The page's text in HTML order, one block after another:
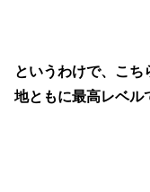
というわけで、こ
地ともに最高レベル